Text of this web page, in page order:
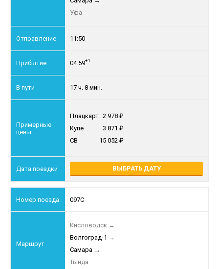
Уфа
11:50
04:59+1
17 ч. 8 мин.
Плацкарт 2 978
Купе
3 871
СВ
15 052
ВЫБРАТЬ ДАТУ
097С
Кисловодск →
Волгоград-1 →
Самара →
Тында